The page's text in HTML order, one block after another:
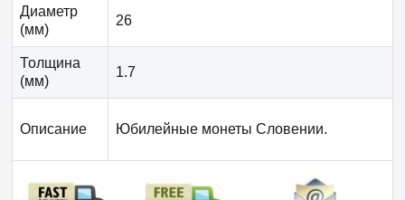
Диаметр
(мм)
26
Толщина
(мм)
1.7
Описание Юбилейные монеты Словении.